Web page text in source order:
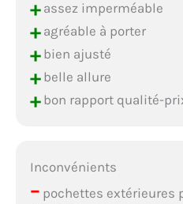
+assez imperméable
+agréable à porter
+bien ajusté
+belle allure
+bon rapport qualité-
Inconvénients
–pochettes extérieures